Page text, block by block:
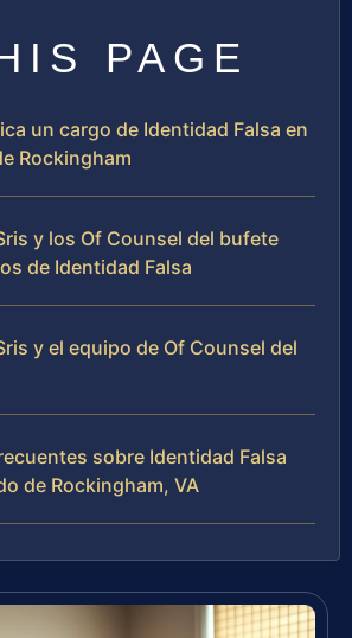
PAGE
un cargo de Identidad Falsa en
Rockingham
y los Of Counsel del bufete
de Identidad Falsa
y el equipo de Of Counsel del
sobre Identidad Falsa
de Rockingham, VA